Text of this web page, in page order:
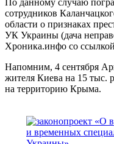
сотрудников
области о признаках
УК Украины (дача
Хроника.инфо со
Напомним, 4 сентября
жителя Киева на 15 тыс.
на территорию Крыма.